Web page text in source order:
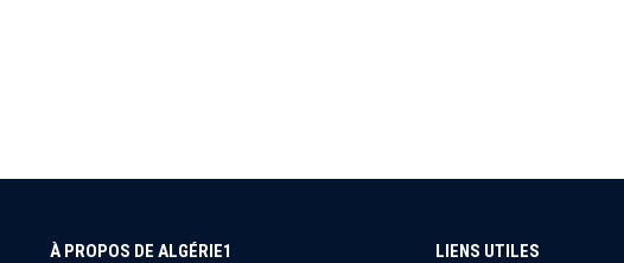
À PROPOS DE ALGÉRIE1 LIENS UTILES